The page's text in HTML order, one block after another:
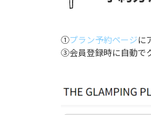
①プラン予約ページに
③会員登録時に自動で